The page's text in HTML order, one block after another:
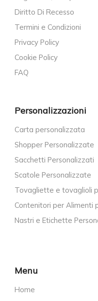
Diritto Di Recesso
Termini e Condizioni
Privacy Policy
Cookie Policy
FAQ
Personalizzazioni
Carta personalizzata
Shopper Personalizzate
Sacchetti Personalizzati
Scatole Personalizzate
Tovagliette e tovaglioli
Contenitori per Alimenti
Nastri e Etichette
Menu
Home